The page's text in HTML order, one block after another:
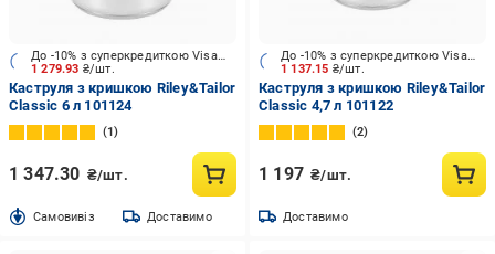
1 279.93 ₴/шт.
До -10% з суперкредиткою Visa Вигода
Каструля з кришкою Riley&Tailor
Classic 6 л 101124
1
1 347.30 ₴/шт.
Cамовивіз Доставимо
1 137.15 ₴/шт.
До -10% з суперкредиткою Visa Вигода
Каструля з кришкою Riley&Tailor
Classic 4,7 л 101122
2
1 197 ₴/шт.
Доставимо